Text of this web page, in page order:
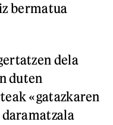
bermatua
dela
duten
«gatazkaren